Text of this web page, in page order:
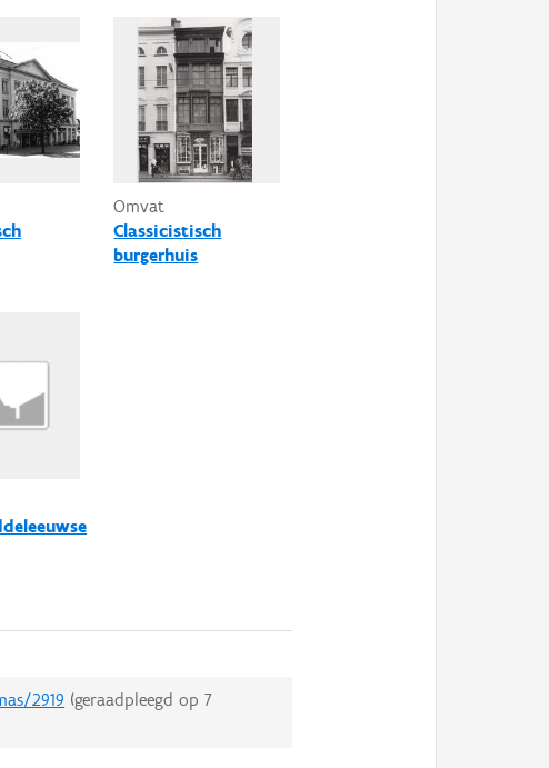
Omvat
Classicistisch
burgerhuis
2919 (geraadpleegd op7